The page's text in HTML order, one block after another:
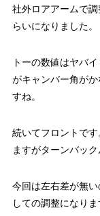
社外ロアアームで
らいになりました。
トーの数値はヤバ
がキャンバー角が
すね。
続いてフロントで
ますがターンバッ
今回は左右差が無
しての調整になり